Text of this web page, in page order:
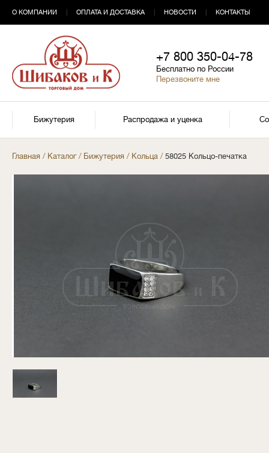
О КОМПАНИИ ОПЛАТА И ДОСТАВКА НОВОСТИ КОНТАКТЫ
+7 800 350-04-78
Бесплатно по России
Перезвоните мне
Бижутерия Распродажа и уценка
Главная / Каталог/ Бижутерия / Кольца / 58025 Кольцо-печатка